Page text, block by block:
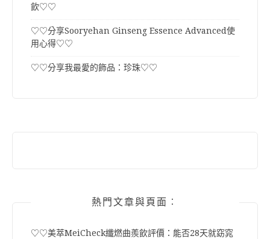
飲♡♡
♡♡分享Sooryehan Ginseng Essence Advanced使
用心得♡♡
♡♡分享我最愛的飾品：珍珠♡♡
熱門文章與頁面︰
♡♡美萃MeiCheck纖燃曲羨飲評價：能否28天就窈窕